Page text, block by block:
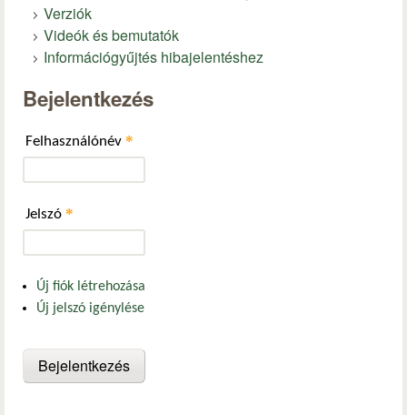
Verziók
Videók és bemutatók
Információgyűjtés hibajelentéshez
Bejelentkezés
Felhasználónév *
Jelszó *
Új fiók létrehozása
Új jelszó igénylése